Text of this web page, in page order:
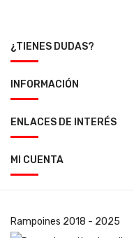
¿TIENES DUDAS?
INFORMACIÓN
ENLACES DE INTERÉS
MI CUENTA
Rampoines 2018 - 2025